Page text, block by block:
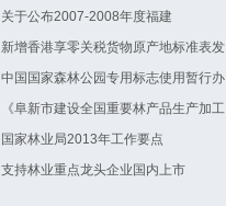
关于公布2007-2008年度福建
新增香港享零关税货物原产地标准表发
中国国家森林公园专用标志使用暂行办
《阜新市建设全国重要林产品生产加工
国家林业局2013年工作要点
支持林业重点龙头企业国内上市